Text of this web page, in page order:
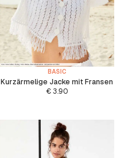
BASIC
Kurzärmelige Jacke mit Fransen
€3.90